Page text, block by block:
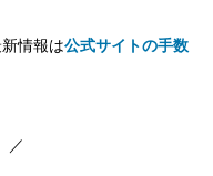
情報は公式サイトの手数
／